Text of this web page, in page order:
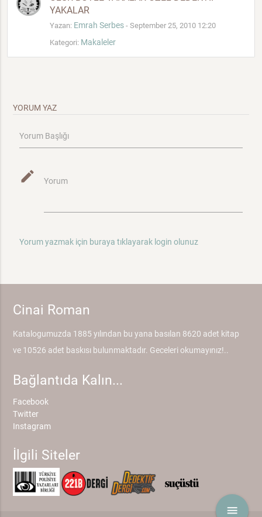
menu
YAKALAR
Yazan: Emrah Serbes - September 25, 2010 12:20
Kategori: Makaleler
YORUM YAZ
Yorum Başlığı
mode_edit Yorum
Yorum yazmak için buraya tıklayarak login olunuz
Cinai Roman
Katalogumuzda 1885 yılından bu yana basılan 8620 adet kitap
ve 10526 adet baskısı bulunmaktadır. Geceleri okumayınız!..
Bağlantıda Kalın...
Facebook
Twitter
Instagram
İlgili Siteler